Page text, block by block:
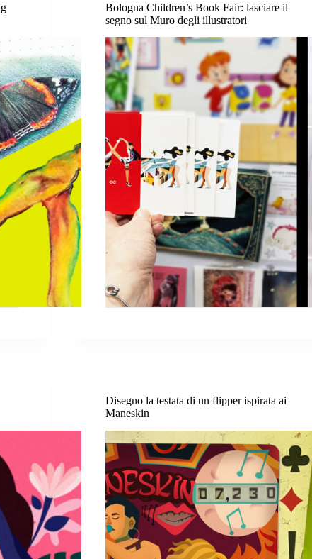
Bologna Children’s Book Fair: lasciare il
segno sul Muro degli illustratori
Disegno la testata di un flipper ispirata ai
Maneskin